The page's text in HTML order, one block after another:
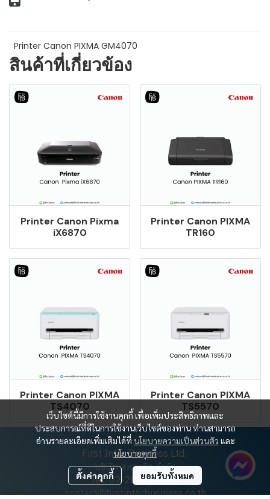
Printer Canon PIXMA GM4070
สินค้าที่เกี่ยวข้อง
Printer Canon Pixma
iX6870
Printer Canon PIXMA
TR160
Printer Canon PIXMA
TS4070
Printer Canon PIXMA
TS5570
เว็บไซต์นี้มีการใช้งานคุกกี้ เพื่อเพิ่มประสิทธิภาพและ
ประสบการณ์ที่ดีในการใช้งานเว็บไซต์ของท่าน ท่านสามารถ
อ่านรายละเอียดเพิ่มเติมได้ที่ นโยบายความเป็นส่วนตัว และ
นโยบายคุกกี้
ตั้งค่าคุกกี้ ยอมรับทั้งหมด
First Inter Business Ltd.
บริษัท สหธุรกิจ จำกัด
Tel: 02-280-5650-9
contact@firstinterbusiness.co.th